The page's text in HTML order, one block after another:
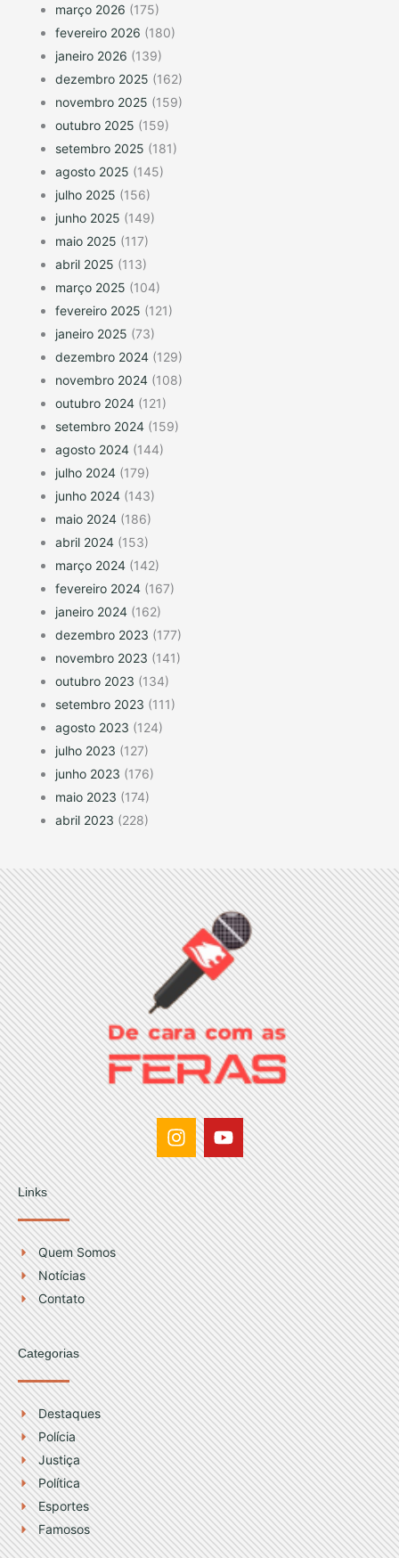
março 2026 (175)
fevereiro 2026 (180)
janeiro 2026 (139)
dezembro 2025 (162)
novembro 2025 (159)
outubro 2025 (159)
setembro 2025 (181)
agosto 2025 (145)
julho 2025 (156)
junho 2025 (149)
maio 2025 (117)
abril 2025 (113)
março 2025 (104)
fevereiro 2025 (121)
janeiro 2025 (73)
dezembro 2024 (129)
novembro 2024 (108)
outubro 2024 (121)
setembro 2024 (159)
agosto 2024 (144)
julho 2024 (179)
junho 2024 (143)
maio 2024 (186)
abril 2024 (153)
março 2024 (142)
fevereiro 2024 (167)
janeiro 2024 (162)
dezembro 2023 (177)
novembro 2023 (141)
outubro 2023 (134)
setembro 2023 (111)
agosto 2023 (124)
julho 2023 (127)
junho 2023 (176)
maio 2023 (174)
abril 2023 (228)
I
n
s
t
a
g
r
a
m
Y
o
u
t
u
b
e
Links
Quem Somos
Notícias
Contato
Categorias
Destaques
Polícia
Justiça
Política
Esportes
Famosos